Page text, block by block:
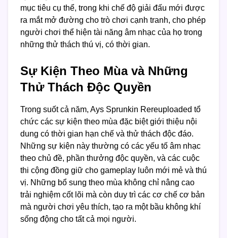
mục tiêu cụ thể, trong khi chế độ giải đấu mới được
ra mắt mở đường cho trò chơi cạnh tranh, cho phép
người chơi thể hiện tài năng âm nhạc của họ trong
những thử thách thú vị, có thời gian.
Sự Kiện Theo Mùa và Những
Thử Thách Độc Quyền
Trong suốt cả năm, Ays Sprunkin Rereuploaded tổ
chức các sự kiện theo mùa đặc biệt giới thiệu nội
dung có thời gian hạn chế và thử thách độc đáo.
Những sự kiện này thường có các yếu tố âm nhạc
theo chủ đề, phần thưởng độc quyền, và các cuộc
thi cộng đồng giữ cho gameplay luôn mới mẻ và thú
vị. Những bổ sung theo mùa không chỉ nâng cao
trải nghiệm cốt lõi mà còn duy trì các cơ chế cơ bản
mà người chơi yêu thích, tạo ra một bầu không khí
sống động cho tất cả mọi người.